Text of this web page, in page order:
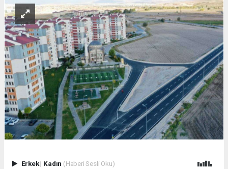
Erkek| Kadın (Haberi Sesli Oku)